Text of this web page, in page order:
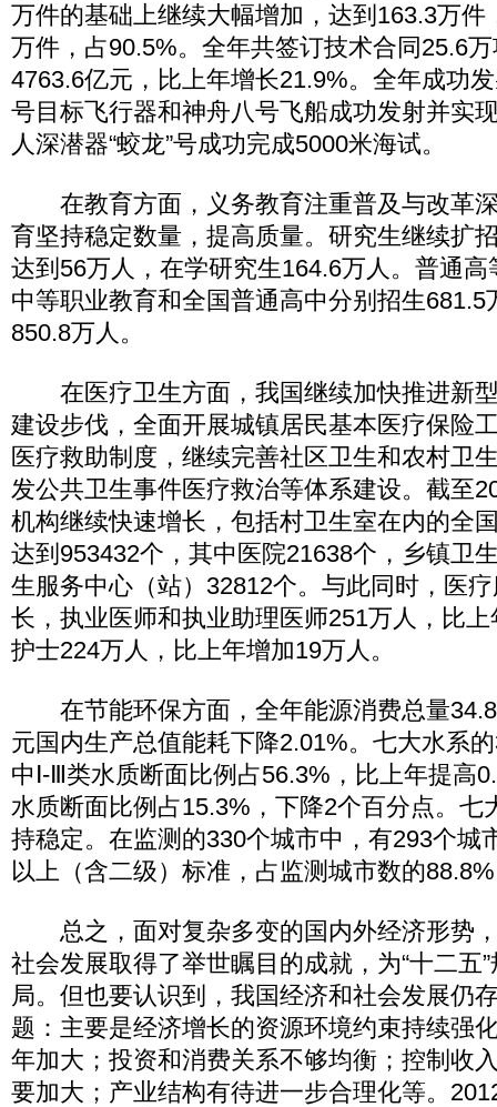
万件的基础上继续大幅增加，达到163.3万件
万件，占90.5%。全年共签订技术合同25.6
4763.6亿元，比上年增长21.9%。全年成功
号目标飞行器和神舟八号飞船成功发射并实
人深潜器“蛟龙”号成功完成5000米海试。
在教育方面，义务教育注重普及与改革
育坚持稳定数量，提高质量。研究生继续扩
达到56万人，在学研究生164.6万人。普通
中等职业教育和全国普通高中分别招生681.5
850.8万人。
在医疗卫生方面，我国继续加快推进新
建设步伐，全面开展城镇居民基本医疗保险
医疗救助制度，继续完善社区卫生和农村卫
发公共卫生事件医疗救治等体系建设。截至
机构继续快速增长，包括村卫生室在内的全
达到953432个，其中医院21638个，乡镇卫
生服务中心（站）32812个。与此同时，医
长，执业医师和执业助理医师251万人，比
护士224万人，比上年增加19万人。
在节能环保方面，全年能源消费总量34.8
元国内生产总值能耗下降2.01%。七大水系
中Ⅰ-Ⅲ类水质断面比例占56.3%，比上年提高
水质断面比例占15.3%，下降2个百分点。七
持稳定。在监测的330个城市中，有293个城
以上（含二级）标准，占监测城市数的
总之，面对复杂多变的国内外经济形势
社会发展取得了举世瞩目的成就，为“十二五
局。但也要认识到，我国经济和社会发展仍
题：主要是经济增长的资源环境约束持续强
年加大；投资和消费关系不够均衡；控制收
要加大；产业结构有待进一步合理化等。